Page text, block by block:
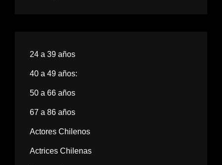
24 a 39 años
40 a 49 años:
50 a 66 años
67 a 86 años
Actores Chilenos
Actrices Chilenas